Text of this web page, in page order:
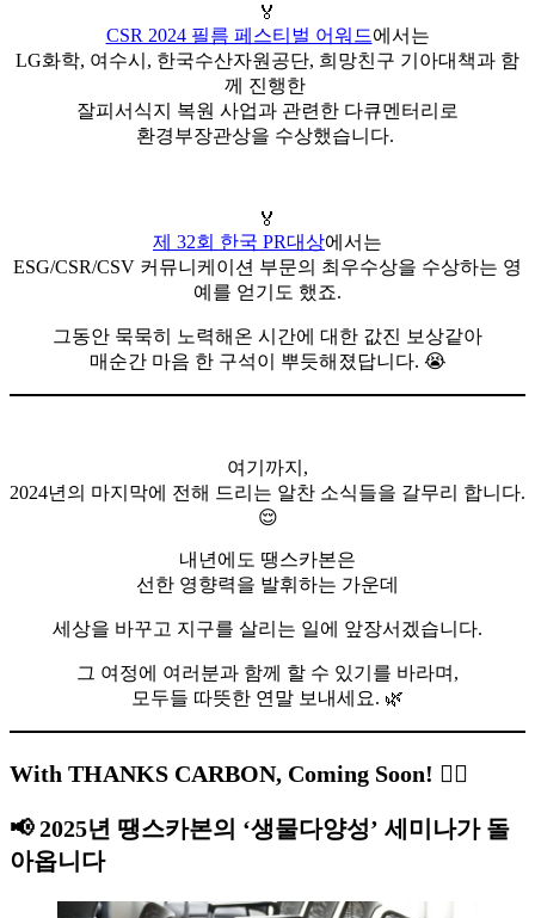
🏅
CSR 2024 필름 페스티벌 어워드에서는
LG화학, 여수시, 한국수산자원공단, 희망친구 기아대책과 함
께 진행한
잘피서식지 복원 사업과 관련한 다큐멘터리로
환경부장관상을 수상했습니다.
🏅
제 32회 한국 PR대상에서는
ESG/CSR/CSV 커뮤니케이션 부문의 최우수상을 수상하는 영
예를 얻기도 했죠.
그동안 묵묵히 노력해온 시간에 대한 값진 보상같아
매순간 마음 한 구석이 뿌듯해졌답니다. 😭
여기까지,
2024년의 마지막에 전해 드리는 알찬 소식들을 갈무리 합니다.
😌
내년에도 땡스카본은
선한 영향력을 발휘하는 가운데
세상을 바꾸고 지구를 살리는 일에 앞장서겠습니다.
그 여정에 여러분과 함께 할 수 있기를 바라며,
모두들 따뜻한 연말 보내세요. 🌿
With THANKS CARBON, Coming Soon! ❤️‍🔥
📢2025년 땡스카본의 ‘생물다양성’ 세미나가 돌
아옵니다